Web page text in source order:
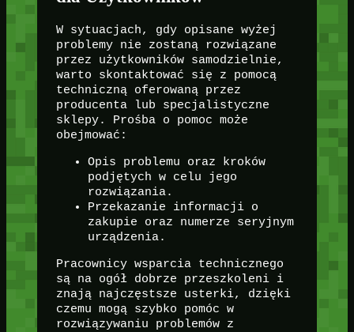
W sytuacjach, gdy opisane wyżej
problemy nie zostaną rozwiązane
przez użytkowników samodzielnie,
warto skontaktować się z pomocą
techniczną oferowaną przez
producenta lub specjalistyczne
sklepy. Prośba o pomoc może
obejmować:
Opis problemu oraz kroków
podjętych w celu jego
rozwiązania.
Przekazanie informacji o
zakupie oraz numerze seryjnym
urządzenia.
Pracownicy wsparcia technicznego
są na ogół dobrze przeszkoleni i
znają najczęstsze usterki, dzięki
czemu mogą szybko pomóc w
rozwiązywaniu problemów z